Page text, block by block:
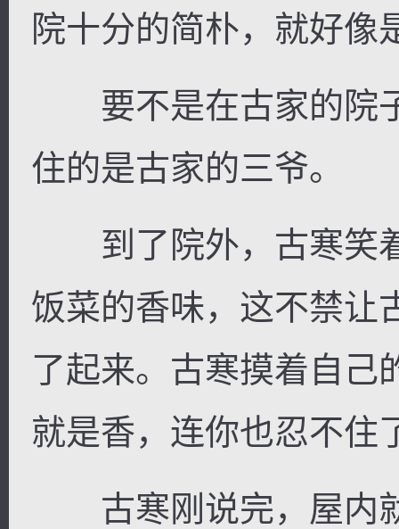
院十分的简朴，就好像
要不是在古家的院
住的是古家的三爷。
到了院外，古寒笑
饭菜的香味，这不禁让
了起来。古寒摸着自己
就是香，连你也忍不住
古寒刚说完，屋内